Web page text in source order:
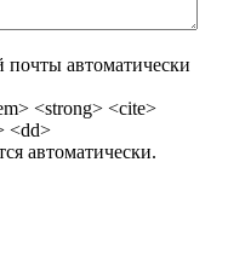
почты автоматически
<strong> <cite>
<dd>
автоматически.